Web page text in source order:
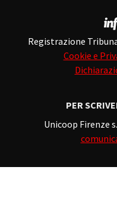
Registrazione
Cookie e
PER
Unicoop Firenze